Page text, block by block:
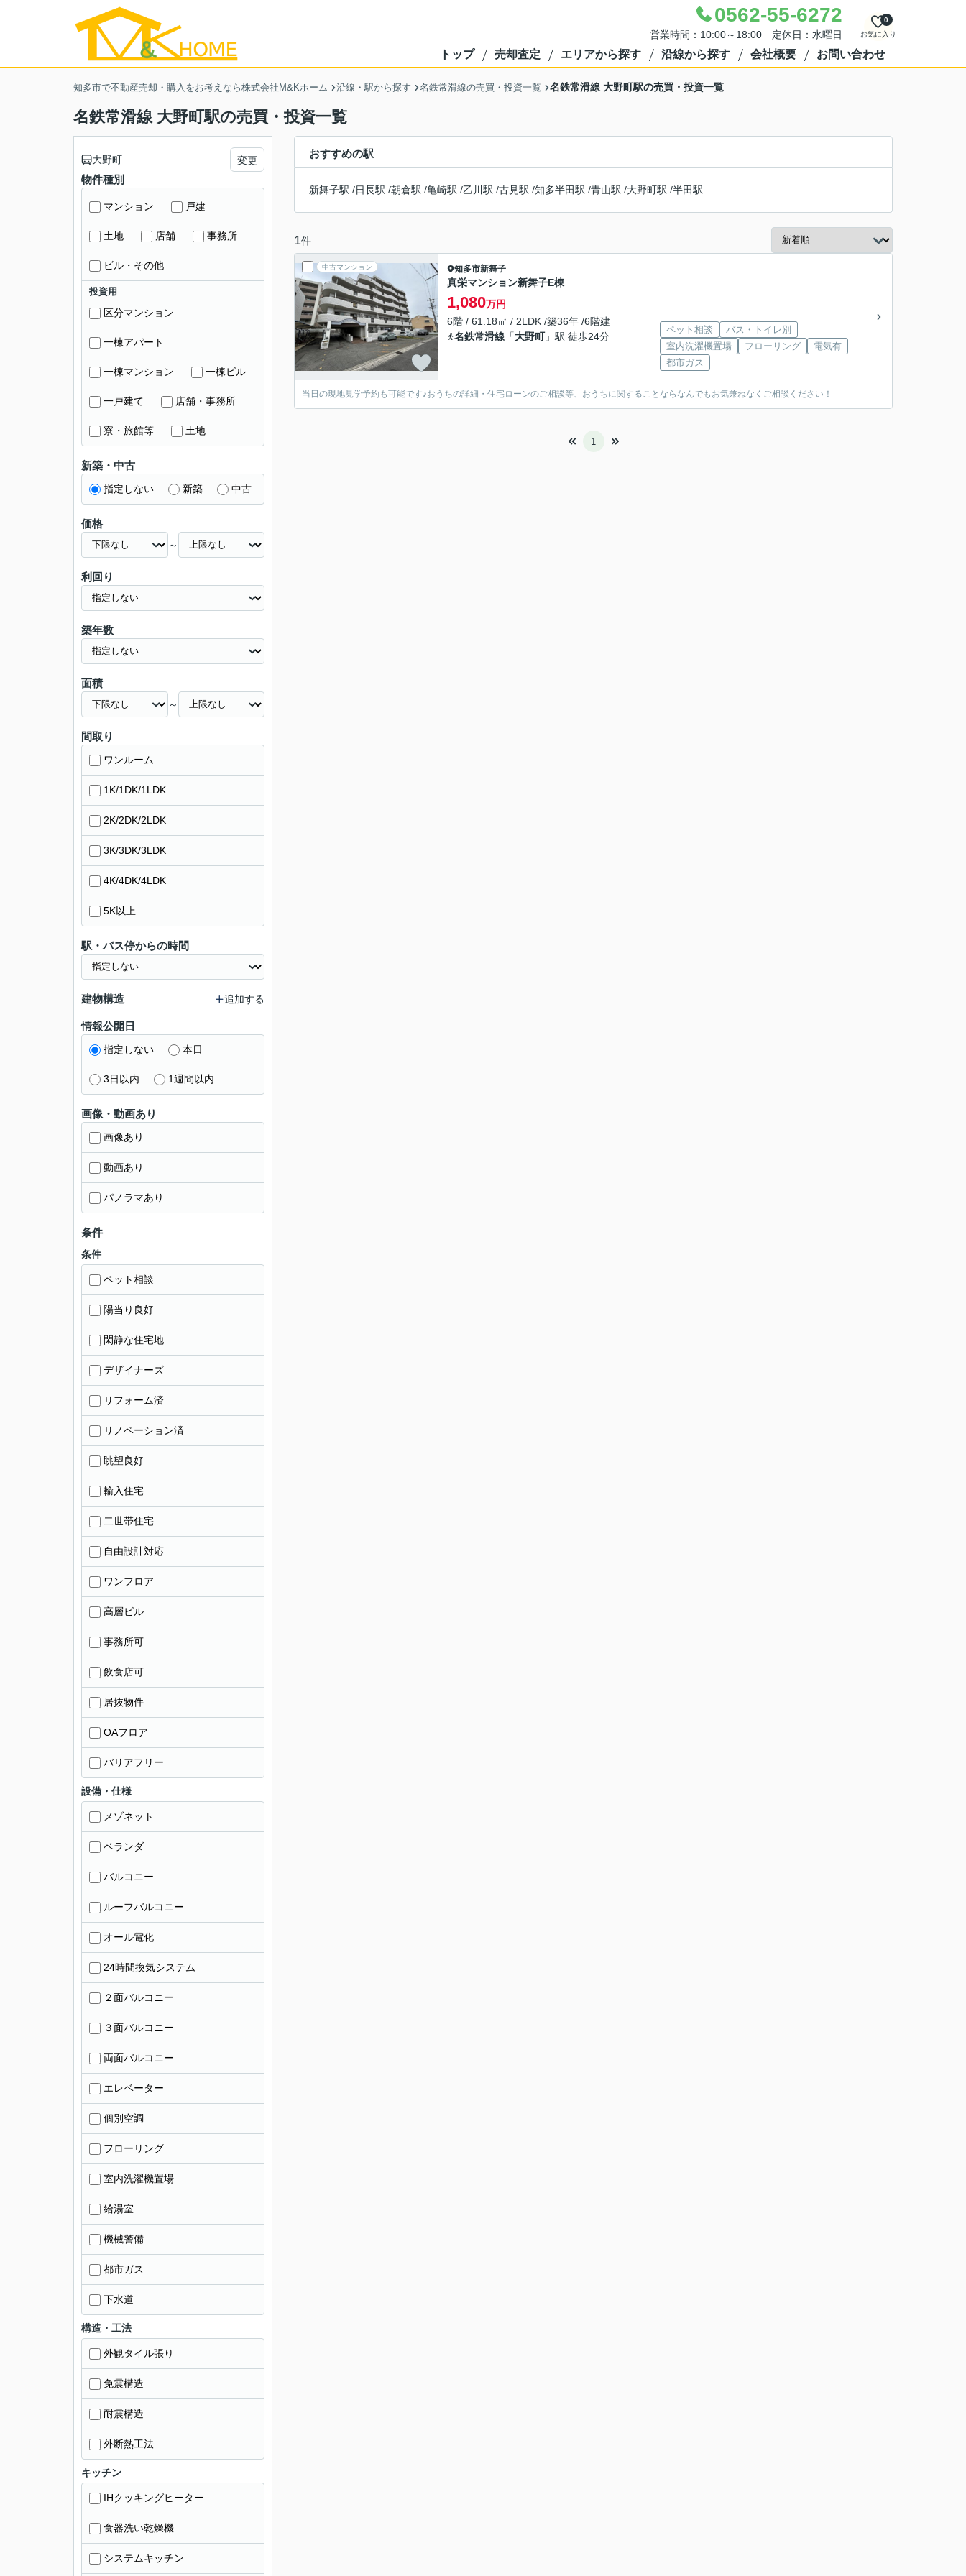
0562-55-6272
営業時間：10:00～18:00 定休日：水曜日 お気に入り
0
トップ 売却査定 エリアから探す 沿線から探す 会社概要 お問い合わせ
知多市で不動産売却・購入をお考えなら株式会社M&Kホーム 沿線・駅から探す 名鉄常滑線の売買・投資一覧 名鉄常滑線 大野町駅の売買・投資一覧
名鉄常滑線 大野町駅の売買・投資一覧
おすすめの駅
新舞子駅 /日長駅 /朝倉駅 /亀崎駅 /乙川駅 /古見駅 /知多半田駅 /青山駅 /大野町駅 /半田駅
1件
中古マンション 知多市新舞子
真栄マンション新舞子E棟
1,080万円
6階 / 61.18㎡ / 2LDK /築36年 /6階建
名鉄常滑線 「大野町」駅 徒歩24分
ペット相談
バス・トイレ別
室内洗濯機置場
フローリング
電気有
都市ガス
当日の現地見学予約も可能です♪おうちの詳細・住宅ローンのご相談等、おうちに関することならなんでもお気兼ねなくご相談ください！
1
大野町 変更
物件種別
マンション 戸建
土地 店舗 事務所
ビル・その他
投資用
区分マンション
一棟アパート
一棟マンション 一棟ビル
一戸建て 店舗・事務所
寮・旅館等 土地
新築・中古
指定しない 新築 中古
価格
～
利回り
築年数
面積
～
間取り
ワンルーム
1K/1DK/1LDK
2K/2DK/2LDK
3K/3DK/3LDK
4K/4DK/4LDK
5K以上
駅・バス停からの時間
建物構造 追加する
情報公開日
指定しない 本日
3日以内 1週間以内
画像・動画あり
画像あり
動画あり
パノラマあり
条件
条件
ペット相談
陽当り良好
閑静な住宅地
デザイナーズ
リフォーム済
リノベーション済
眺望良好
輸入住宅
二世帯住宅
自由設計対応
ワンフロア
高層ビル
事務所可
飲食店可
居抜物件
OAフロア
バリアフリー
設備・仕様
メゾネット
ベランダ
バルコニー
ルーフバルコニー
オール電化
24時間換気システム
２面バルコニー
３面バルコニー
両面バルコニー
エレベーター
個別空調
フローリング
室内洗濯機置場
給湯室
機械警備
都市ガス
下水道
構造・工法
外観タイル張り
免震構造
耐震構造
外断熱工法
キッチン
IHクッキングヒーター
食器洗い乾燥機
システムキッチン